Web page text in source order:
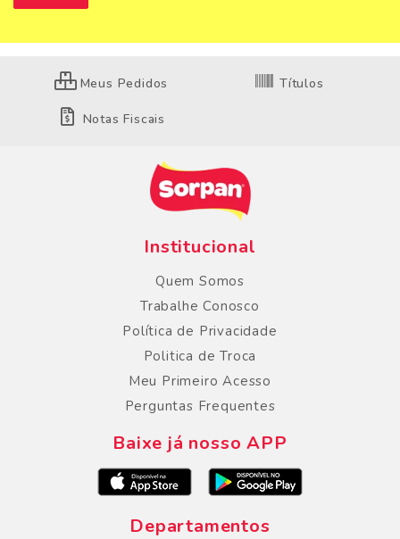
Meus Pedidos Títulos
Notas Fiscais
Institucional
Quem Somos
Trabalhe Conosco
Política de Privacidade
Politica de Troca
Meu Primeiro Acesso
Perguntas Frequentes
Baixe já nosso APP
Departamentos